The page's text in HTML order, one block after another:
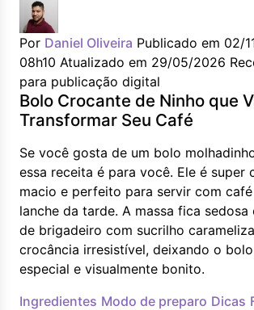
Por Daniel Oliveira Publicado em 02/
08h10 Atualizado em 29/05/2026
para publicação digital
Bolo Crocante de Ninho que
Transformar Seu Café
Se você gosta de um bolo
essa receita é para você. Ele é super
macio e perfeito para servir com
lanche da tarde. A massa fica
de brigadeiro com sucrilho
crocância irresistível, deixando o
especial e visualmente bonito.
Ingredientes Modo de preparo Dicas